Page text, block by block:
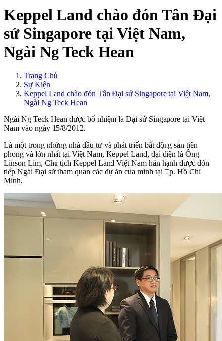
Keppel Land chào đón Tân Đại
sứ Singapore tại Việt Nam,
Ngài Ng Teck Hean
Trang Chủ
Sự Kiện
Keppel Land chào đón Tân Đại sứ Singapore tại Việt Nam,
Ngài Ng Teck Hean
Ngài Ng Teck Hean được bổ nhiệm là Đại sứ Singapore tại Việt
Nam vào ngày 15/8/2012.
Là một trong những nhà đầu tư và phát triển bất động sản tiên
phong và lớn nhất tại Việt Nam, Keppel Land, đại diện là Ông
Linson Lim, Chủ tịch Keppel Land Việt Nam hân hạnh được đón
tiếp Ngài Đại sứ tham quan các dự án của mình tại Tp. Hồ Chí
Minh.